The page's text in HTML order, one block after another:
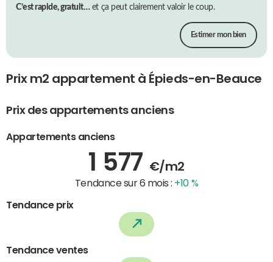
C’est rapide, gratuit…et ça peut clairement valoir le coup.
Estimer mon bien
Prix m2 appartement à Épieds-en-Beauce
Prix des appartements anciens
Appartements anciens
1 577 €/m2
Tendance sur 6 mois : +10 %
Tendance prix
Tendance ventes